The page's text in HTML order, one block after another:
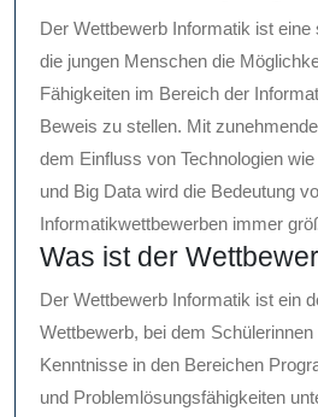
Der Wettbewerb Informatik ist eine
die jungen Menschen die
Fähigkeiten im Bereich der
Beweis zu stellen. Mit
dem Einfluss von Technologien
und Big Data wird die Bedeutung
Informatikwettbewerben immer
Was ist der
Der Wettbewerb Informatik ist ein
Wettbewerb, bei dem
Kenntnisse in den Bereichen
und Problemlösungsfähigkeiten